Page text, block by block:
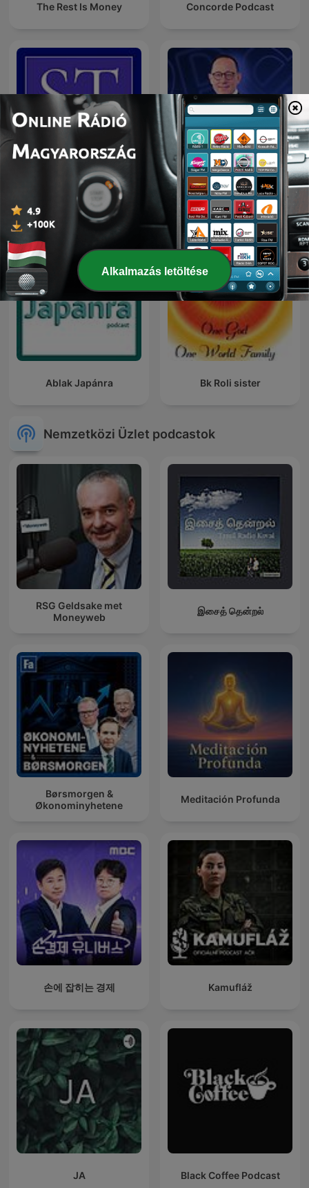
The Rest Is Money Concorde Podcast
Saját Tőke Podcast
Önjáróbb Vállalkozás
Podcast
Ablak Japánra Bk Roli sister
Nemzetközi Üzlet podcastok
RSG Geldsake met
Moneyweb
இசைத் தென்றல்
Børsmorgen &
Økonominyhetene
Meditación Profunda
손에 잡히는 경제 Kamufláž
JA Black Coffee Podcast
Alkalmazás letöltése